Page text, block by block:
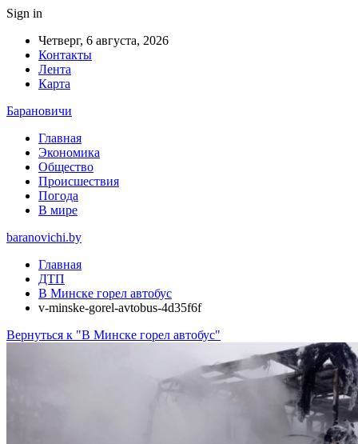
Sign in
Четверг, 6 августа, 2026
Контакты
Лента
Карта
Барановичи
Главная
Экономика
Общество
Происшествия
Погода
В мире
baranovichi.by
Главная
ДТП
В Минске горел автобус
v-minske-gorel-avtobus-4d35f6f
Вернуться к "В Минске горел автобус"